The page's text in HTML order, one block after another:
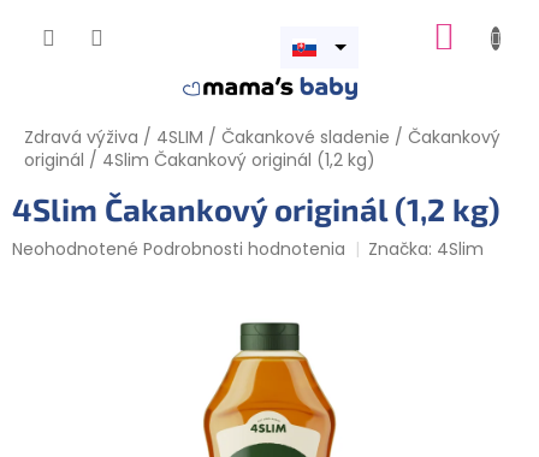
Otvoriť
Zdravá výživa / 4SLIM / Čakankové sladenie / Čakankový
originál / 4Slim Čakankový originál (1,2 kg)
4Slim Čakankový originál (1,2 kg)
Priemerné
Neohodnotené Podrobnosti hodnotenia Značka: 4Slim